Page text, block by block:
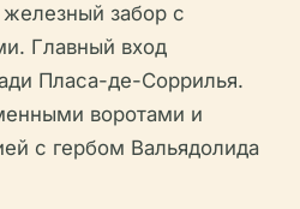
забор с
Главный вход
Пласа-де-Соррилья.
воротами и
с гербом Вальядолида